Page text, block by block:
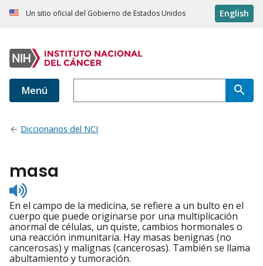
Un sitio oficial del Gobierno de Estados Unidos English
Menú
Diccionarios del NCI
masa
Listen
to
pronunciation
En el campo de la medicina, se refiere a un bulto en el
cuerpo que puede originarse por una multiplicación
anormal de células, un quiste, cambios hormonales o
una reacción inmunitaria. Hay masas benignas (no
cancerosas) y malignas (cancerosas). También se llama
abultamiento y tumoración.